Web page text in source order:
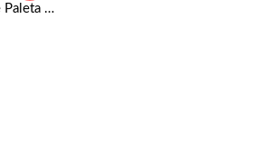
The New Nude Palette Paleta de sombras de ojos de HUDA BEAUTY